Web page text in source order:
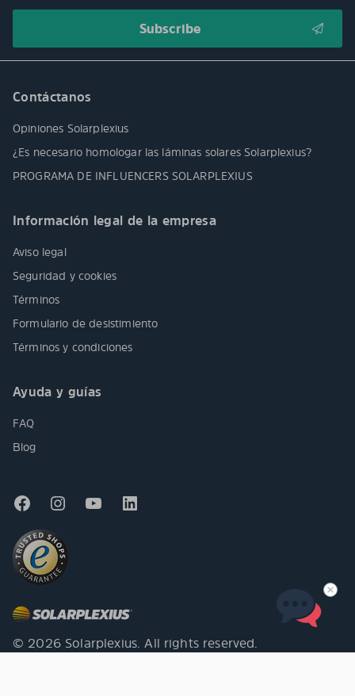
Contáctanos
Opiniones Solarplexius
¿Es necesario homologar las láminas solares Solarplexius?
PROGRAMA DE INFLUENCERS SOLARPLEXIUS
Información legal de la empresa
Aviso legal
Seguridad y cookies
Términos
Formulario de desistimiento
Términos y condiciones
Ayuda y guías
FAQ
Blog
© 2026 Solarplexius. All rights reserved.